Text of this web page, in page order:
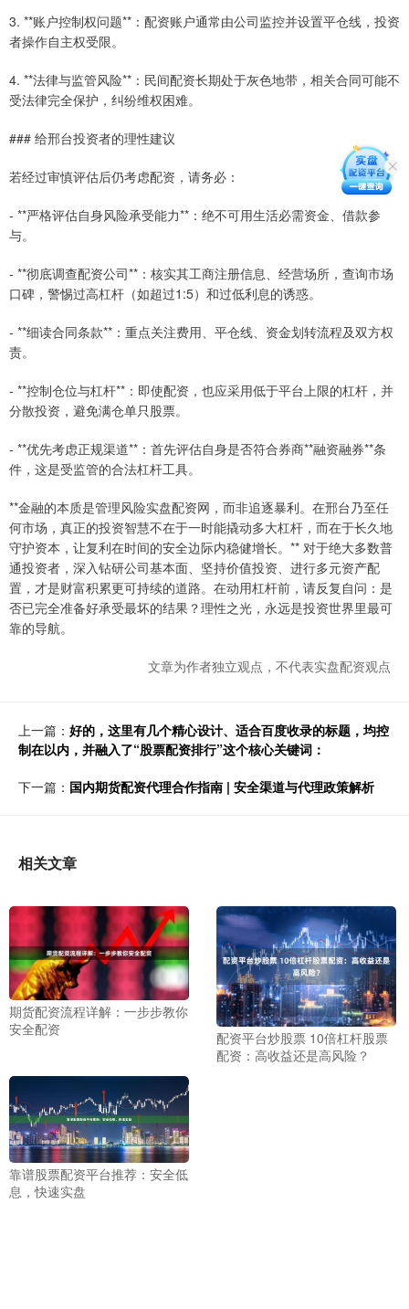
3. **账户控制权问题**：配资账户通常由公司监控并设置平仓线，投资
者操作自主权受限。
4. **法律与监管风险**：民间配资长期处于灰色地带，相关合同可能不
受法律完全保护，纠纷维权困难。
### 给邢台投资者的理性建议
若经过审慎评估后仍考虑配资，请务必：
- **严格评估自身风险承受能力**：绝不可用生活必需资金、借款参
与。
- **彻底调查配资公司**：核实其工商注册信息、经营场所，查询市场
口碑，警惕过高杠杆（如超过1:5）和过低利息的诱惑。
- **细读合同条款**：重点关注费用、平仓线、资金划转流程及双方权
责。
- **控制仓位与杠杆**：即使配资，也应采用低于平台上限的杠杆，并
分散投资，避免满仓单只股票。
- **优先考虑正规渠道**：首先评估自身是否符合券商**融资融券**条
件，这是受监管的合法杠杆工具。
**金融的本质是管理风险实盘配资网，而非追逐暴利。在邢台乃至任
何市场，真正的投资智慧不在于一时能撬动多大杠杆，而在于长久地
守护资本，让复利在时间的安全边际内稳健增长。** 对于绝大多数普
通投资者，深入钻研公司基本面、坚持价值投资、进行多元资产配
置，才是财富积累更可持续的道路。在动用杠杆前，请反复自问：是
否已完全准备好承受最坏的结果？理性之光，永远是投资世界里最可
靠的导航。
文章为作者独立观点，不代表实盘配资观点
上一篇： 好的，这里有几个精心设计、适合百度收录的标题，均控
制在以内，并融入了“股票配资排行”这个核心关键词：
下一篇： 国内期货配资代理合作指南 | 安全渠道与代理政策解析
相关文章
期货配资流程详解：一步步教你
安全配资
配资平台炒股票 10倍杠杆股票
配资：高收益还是高风险？
靠谱股票配资平台推荐：安全低
息，快速实盘